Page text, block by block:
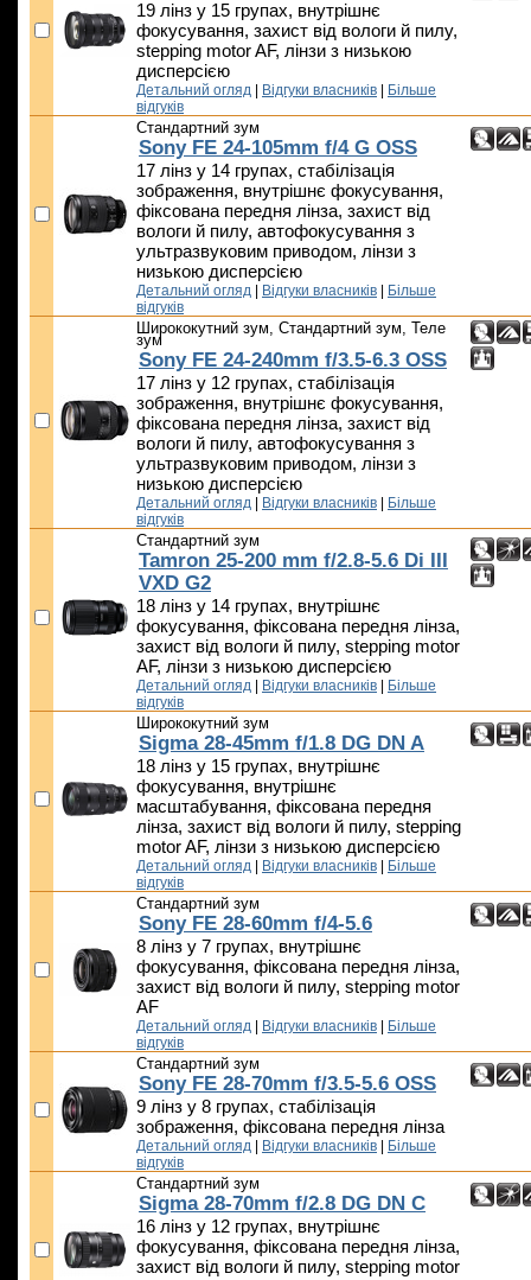
19 лінз у 15 групах, внутрішнє
фокусування, захист від вологи й пилу,
stepping motor AF, лінзи з низькою
дисперсією
Детальний огляд Відгуки власників
Більше
відгуків
Стандартний зум
Sony FE 24-105mm f/4 G OSS
17 лінз у 14 групах, стабілізація
зображення, внутрішнє фокусування,
фіксована передня лінза, захист від
вологи й пилу, автофокусування з
ультразвуковим приводом, лінзи з
низькою дисперсією
Детальний огляд Відгуки власників
Більше
відгуків
Ширококутний зум, Стандартний зум, Теле
зум
Sony FE 24-240mm f/3.5-6.3 OSS
17 лінз у 12 групах, стабілізація
зображення, внутрішнє фокусування,
фіксована передня лінза, захист від
вологи й пилу, автофокусування з
ультразвуковим приводом, лінзи з
низькою дисперсією
Детальний огляд Відгуки власників
Більше
відгуків
Стандартний зум
Tamron 25-200 mm f/2.8-5.6 Di III
VXD G2
18 лінз у 14 групах, внутрішнє
фокусування, фіксована передня лінза,
захист від вологи й пилу, stepping motor
AF, лінзи з низькою дисперсією
Детальний огляд Відгуки власників
Більше
відгуків
Ширококутний зум
Sigma 28-45mm f/1.8 DG DN A
18 лінз у 15 групах, внутрішнє
фокусування, внутрішнє
масштабування, фіксована передня
лінза, захист від вологи й пилу, stepping
motor AF, лінзи з низькою дисперсією
Детальний огляд Відгуки власників
Більше
відгуків
Стандартний зум
Sony FE 28-60mm f/4-5.6
8 лінз у 7 групах, внутрішнє
фокусування, фіксована передня лінза,
захист від вологи й пилу, stepping motor
AF
Детальний огляд Відгуки власників
Більше
відгуків
Стандартний зум
Sony FE 28-70mm f/3.5-5.6 OSS
9 лінз у 8 групах, стабілізація
зображення, фіксована передня лінза
Детальний огляд Відгуки власників
Більше
відгуків
Стандартний зум
Sigma 28-70mm f/2.8 DG DN C
16 лінз у 12 групах, внутрішнє
фокусування, фіксована передня лінза,
захист від вологи й пилу, stepping motor